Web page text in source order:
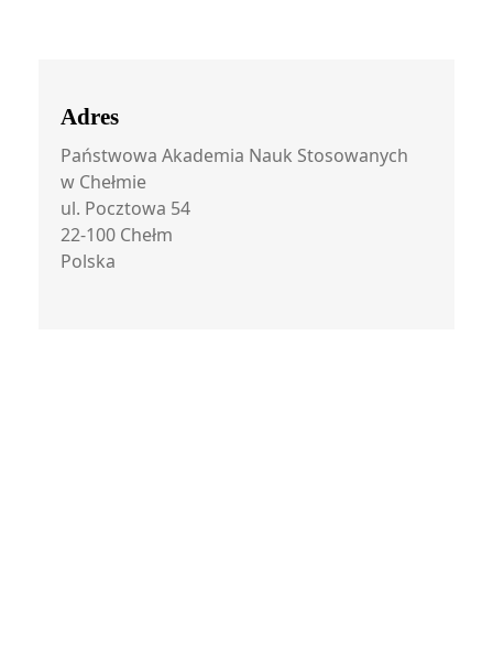
Adres
Państwowa Akademia Nauk Stosowanych
w Chełmie
ul. Pocztowa 54
22-100 Chełm
Polska